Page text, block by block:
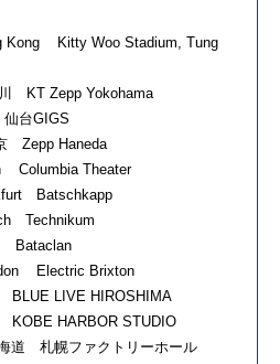
Kong Kitty Woo Stadium, Tung
KT Zepp Yokohama
仙台GIGS
Zepp Haneda
Columbia Theater
Batschkapp
Technikum
Bataclan
Electric Brixton
LIVE HIROSHIMA
HARBOR STUDIO
道 札幌ファクトリーホール